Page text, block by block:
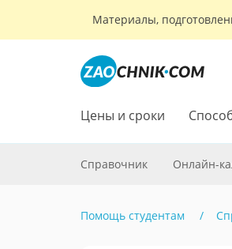
Материалы,
Цены и сроки
Справочник Онлайн-
Помощь студентам